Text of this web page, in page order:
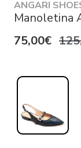
ANGARI
Manoletina
75,00€